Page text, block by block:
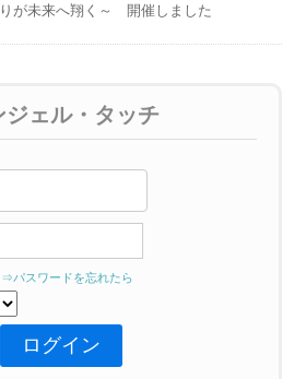
が未来へ翔く～ 開催しました
ジェル・タッチ
パスワードを忘れたら